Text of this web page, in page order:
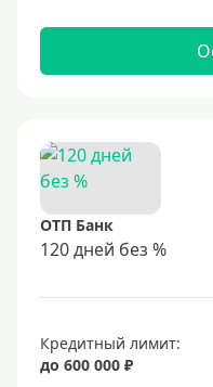
ОТП Банк
120 дней без %
Кредитный лимит:
до 600 000 ₽